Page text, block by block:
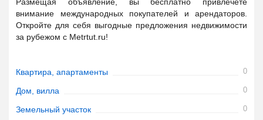
внимание международных покупателей и арендаторов.
Откройте для себя выгодные предложения недвижимости
за рубежом с Metrtut.ru!
Квартира, апартаменты 0
Дом, вилла 0
Земельный участок 0